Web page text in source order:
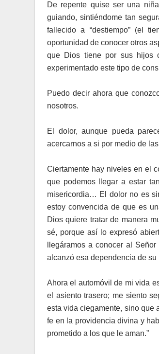
De repente quise ser una
guiando, sintiéndome tan
fallecido a “destiempo” (el
oportunidad de conocer otros
que Dios tiene por sus hijos
experimentado este tipo de
Puedo decir ahora que
nosotros.
El dolor, aunque pueda
acercarnos a si por medio de
Ciertamente hay niveles en el
que podemos llegar a estar
misericordia… El dolor no es
estoy convencida de que es
Dios quiere tratar de manera
sé, porque así lo expresó
llegáramos a conocer al
alcanzó esa dependencia de su
Ahora el automóvil de mi vida
el asiento trasero; me siento
esta vida ciegamente, sino que
fe en la providencia divina y
prometido a los que le aman.”